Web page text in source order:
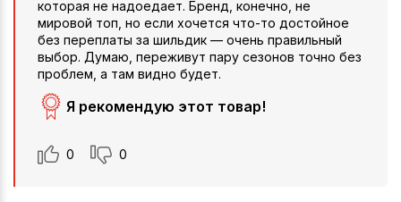
которая не надоедает. Бренд, конечно, не
мировой топ, но если хочется что-то достойное
без переплаты за шильдик — очень правильный
выбор. Думаю, переживут пару сезонов точно без
проблем, а там видно будет.
Я рекомендую этот товар!
0 0